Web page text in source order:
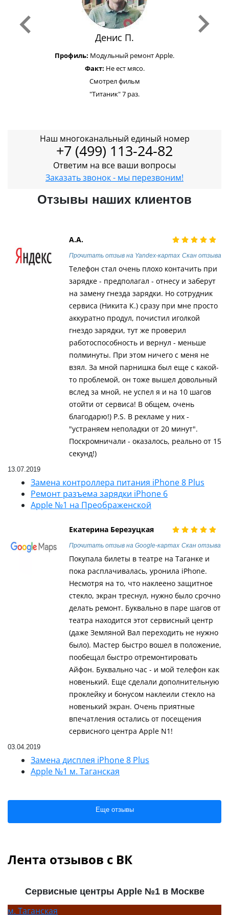
Денис П.
Профиль: Модульный ремонт Apple.
Факт: Не ест мясо.
Смотрел фильм
"Титаник" 7 раз.
Наш многоканальный единый номер
+7 (499) 113-24-82
Ответим на все ваши вопросы
Заказать звонок - мы перезвоним!
Отзывы наших клиентов
А.А.
Прочитать отзыв на Yandex-картах Скан отзыва
Телефон стал очень плохо контачить при
зарядке - предполагал - отнесу и заберут
на замену гнезда зарядки. Но сотрудник
сервиса (Никита К.) сразу при мне просто
аккуратно продул, почистил иголкой
гнездо зарядки, тут же проверил
работоспособность и вернул - меньше
полминуты. При этом ничего с меня не
взял. За мной парнишка был еще с какой-
то проблемой, он тоже вышел довольный
вслед за мной, не успел я и на 10 шагов
отойти от сервиса! В общем, очень
благодарю!) P.S. В рекламе у них -
"устраняем неполадки от 20 минут".
Поскромничали - оказалось, реально от 15
секунд!)
13.07.2019
Замена контроллера питания iPhone 8 Plus
Ремонт разъема зарядки iPhone 6
Apple №1 на Преображенской
Екатерина Березуцкая
Прочитать отзыв на Google-картах Скан отзыва
Покупала билеты в театре на Таганке и
пока расплачивалась, уронила iPhone.
Несмотря на то, что наклеено защитное
стекло, экран треснул, нужно было срочно
делать ремонт. Буквально в паре шагов от
театра находится этот сервисный центр
(даже Земляной Вал переходить не нужно
было). Мастер быстро вошел в положение,
пообещал быстро отремонтировать
Айфон. Буквально час - и мой телефон как
новенький. Еще сделали дополнительную
проклейку и бонусом наклеили стекло на
новенький экран. Очень приятные
впечатления остались от посещения
сервисного центра Apple N1!
03.04.2019
Замена дисплея iPhone 8 Plus
Apple №1 м. Таганская
Еще отзывы
Лента отзывов с ВК
Сервисные центры Apple №1 в Москве
м. Таганская